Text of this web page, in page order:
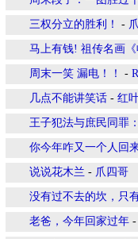
三权分立的胜利！ -
马上有钱! 祖传名画《
周末一笑 漏电！！ -
几点不能讲笑话 - 红
王子犯法与庶民同罪
你今年咋又一个人回
说说花木兰 - 爪四哥
没有过不去的坎，只
老爸，今年回家过年 -